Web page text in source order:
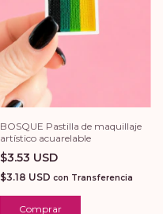
BOSQUE Pastilla de maquillaje
artístico acuarelable
$3.53 USD
$3.18 USD con Transferencia